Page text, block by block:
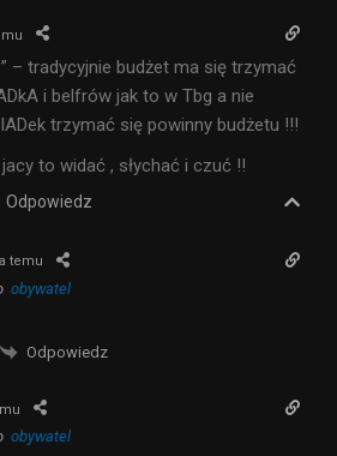
– tradycyjnie budżet ma się trzymać
i belfrów jak to w Tbg a nie
trzymać się powinny budżetu !!!
to widać , słychać i czuć !!
Odpowiedz
temu
obywatel
Odpowiedz
obywatel